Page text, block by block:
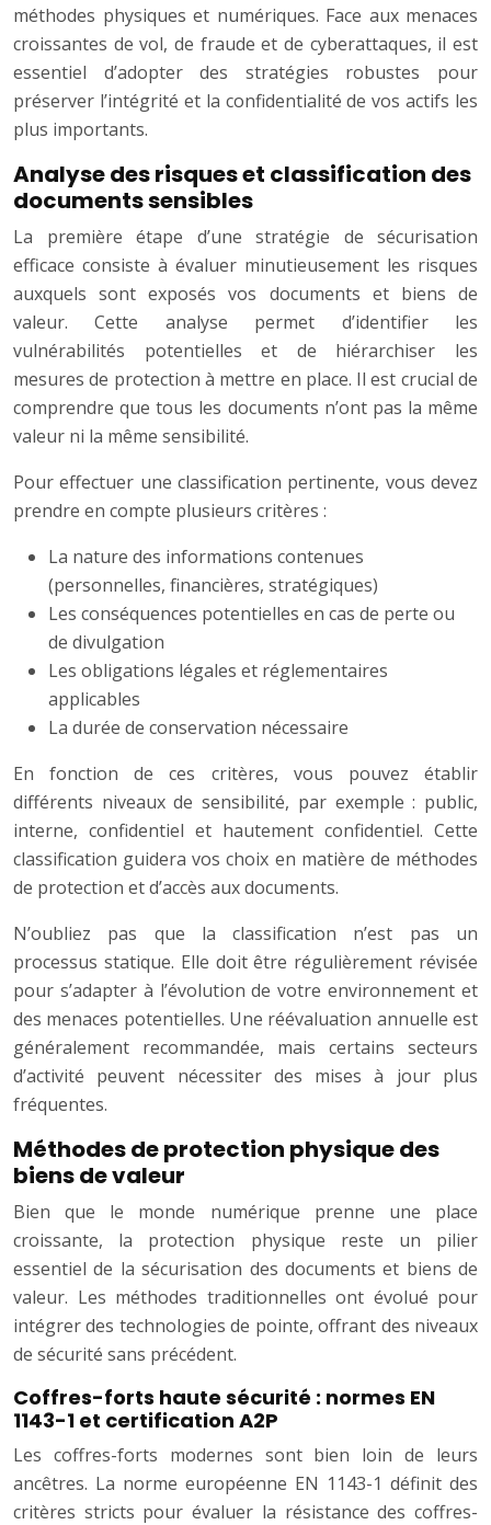
méthodes physiques et numériques. Face aux menaces
croissantes de vol, de fraude et de cyberattaques, il est
essentiel d’adopter des stratégies robustes pour
préserver l’intégrité et la confidentialité de vos actifs les
plus importants.
Analyse des risques et classification des
documents sensibles
La première étape d’une stratégie de sécurisation
efficace consiste à évaluer minutieusement les risques
auxquels sont exposés vos documents et biens de
valeur. Cette analyse permet d’identifier les
vulnérabilités potentielles et de hiérarchiser les
mesures de protection à mettre en place. Il est crucial de
comprendre que tous les documents n’ont pas la même
valeur ni la même sensibilité.
Pour effectuer une classification pertinente, vous devez
prendre en compte plusieurs critères :
La nature des informations contenues
(personnelles, financières, stratégiques)
Les conséquences potentielles en cas de perte ou
de divulgation
Les obligations légales et réglementaires
applicables
La durée de conservation nécessaire
En fonction de ces critères, vous pouvez établir
différents niveaux de sensibilité, par exemple : public,
interne, confidentiel et hautement confidentiel. Cette
classification guidera vos choix en matière de méthodes
de protection et d’accès aux documents.
N’oubliez pas que la classification n’est pas un
processus statique. Elle doit être régulièrement révisée
pour s’adapter à l’évolution de votre environnement et
des menaces potentielles. Une réévaluation annuelle est
généralement recommandée, mais certains secteurs
d’activité peuvent nécessiter des mises à jour plus
fréquentes.
Méthodes de protection physique des
biens de valeur
Bien que le monde numérique prenne une place
croissante, la protection physique reste un pilier
essentiel de la sécurisation des documents et biens de
valeur. Les méthodes traditionnelles ont évolué pour
intégrer des technologies de pointe, offrant des niveaux
de sécurité sans précédent.
Coffres-forts haute sécurité : normes EN
1143-1 et certification A2P
Les coffres-forts modernes sont bien loin de leurs
ancêtres. La norme européenne EN 1143-1 définit des
critères stricts pour évaluer la résistance des coffres-